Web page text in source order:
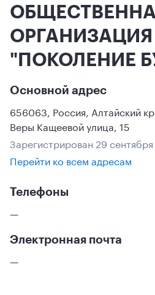
ОРГАНИЗАЦИЯ
"ПОКОЛЕНИЕ
Основной адрес
656063, Россия, Алтайский
Веры Кащеевой улица, 15
Зарегистрирован 29
Перейти ко всем адресам
Телефоны
—
Электронная почта
—